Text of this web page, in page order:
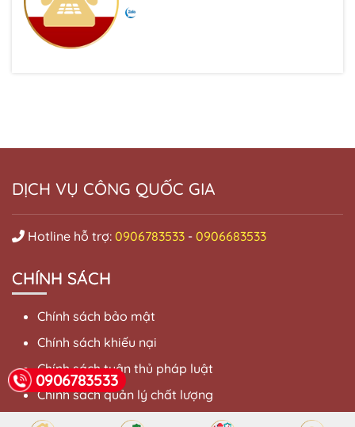
DỊCH VỤ CÔNG QUỐC GIA
Hotline hỗ trợ: 0906783533 - 0906683533
0906783533
CHÍNH SÁCH
Chính sách bảo mật
Chính sách khiếu nại
Chính sách tuân thủ pháp luật
Chính sách quản lý chất lượng
Điều khoản sử dụng